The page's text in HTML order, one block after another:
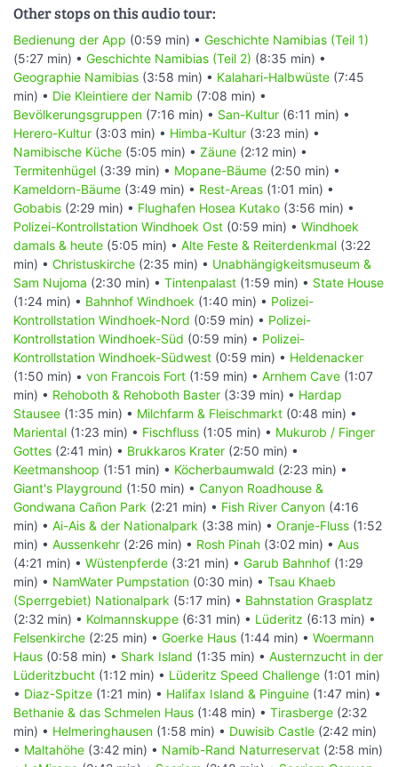
Other stops on this audio tour:
Bedienung der App (0:59 min) • Geschichte Namibias (Teil 1)
(5:27 min) • Geschichte Namibias (Teil 2) (8:35 min) •
Geographie Namibias (3:58 min) • Kalahari-Halbwüste (7:45
min) • Die Kleintiere der Namib (7:08 min) •
Bevölkerungsgruppen (7:16 min) • San-Kultur (6:11 min) •
Herero-Kultur (3:03 min) • Himba-Kultur (3:23 min) •
Namibische Küche (5:05 min) • Zäune (2:12 min) •
Termitenhügel (3:39 min) • Mopane-Bäume (2:50 min) •
Kameldorn-Bäume (3:49 min) • Rest-Areas (1:01 min) •
Gobabis (2:29 min) • Flughafen Hosea Kutako (3:56 min) •
Polizei-Kontrollstation Windhoek Ost (0:59 min) • Windhoek
damals & heute (5:05 min) • Alte Feste & Reiterdenkmal (3:22
min) • Christuskirche (2:35 min) • Unabhängigkeitsmuseum &
Sam Nujoma (2:30 min) • Tintenpalast (1:59 min) • State House
(1:24 min) • Bahnhof Windhoek (1:40 min) • Polizei-
Kontrollstation Windhoek-Nord (0:59 min) • Polizei-
Kontrollstation Windhoek-Süd (0:59 min) • Polizei-
Kontrollstation Windhoek-Südwest (0:59 min) • Heldenacker
(1:50 min) • von Francois Fort (1:59 min) • Arnhem Cave (1:07
min) • Rehoboth & Rehoboth Baster (3:39 min) • Hardap
Stausee (1:35 min) • Milchfarm & Fleischmarkt (0:48 min) •
Mariental (1:23 min) • Fischfluss (1:05 min) • Mukurob / Finger
Gottes (2:41 min) • Brukkaros Krater (2:50 min) •
Keetmanshoop (1:51 min) • Köcherbaumwald (2:23 min) •
Giant's Playground (1:50 min) • Canyon Roadhouse &
Gondwana Cañon Park (2:21 min) • Fish River Canyon (4:16
min) • Ai-Ais & der Nationalpark (3:38 min) • Oranje-Fluss (1:52
min) • Aussenkehr (2:26 min) • Rosh Pinah (3:02 min) • Aus
(4:21 min) • Wüstenpferde (3:21 min) • Garub Bahnhof (1:29
min) • NamWater Pumpstation (0:30 min) • Tsau Khaeb
(Sperrgebiet) Nationalpark (5:17 min) • Bahnstation Grasplatz
(2:32 min) • Kolmannskuppe (6:31 min) • Lüderitz (6:13 min) •
Felsenkirche (2:25 min) • Goerke Haus (1:44 min) • Woermann
Haus (0:58 min) • Shark Island (1:35 min) • Austernzucht in der
Lüderitzbucht (1:12 min) • Lüderitz Speed Challenge (1:01 min)
• Diaz-Spitze (1:21 min) • Halifax Island & Pinguine (1:47 min) •
Bethanie & das Schmelen Haus (1:48 min) • Tirasberge (2:32
min) • Helmeringhausen (1:58 min) • Duwisib Castle (2:42 min)
• Maltahöhe (3:42 min) • Namib-Rand Naturreservat (2:58 min)